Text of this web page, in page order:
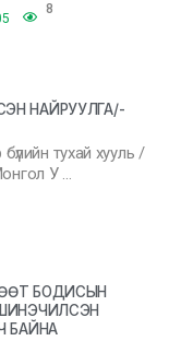
8
НАЙРУУЛГА/-
тухай хууль /
У …
БОДИСЫН
БАЙНА